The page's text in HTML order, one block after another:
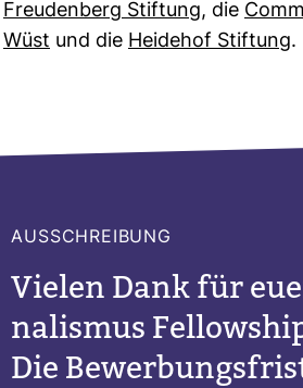
Freu­den­berg Stif­tung, die
Wüst und die Hei­dehof Stif­tung.
AUS­SCHREI­BUNG
Vielen Dank für
na­lismus
Die